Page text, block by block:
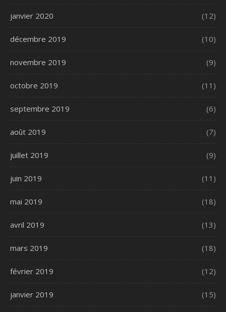
janvier 2020 (12)
décembre 2019 (10)
novembre 2019 (9)
octobre 2019 (11)
septembre 2019 (6)
août 2019 (7)
juillet 2019 (9)
juin 2019 (11)
mai 2019 (18)
avril 2019 (13)
mars 2019 (18)
février 2019 (12)
janvier 2019 (15)